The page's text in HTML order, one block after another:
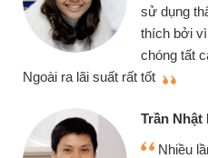
sử dụng
thích bởi vì
chóng tất
Ngoài ra lãi suất rất tốt
Trần Nhật
Nhiều